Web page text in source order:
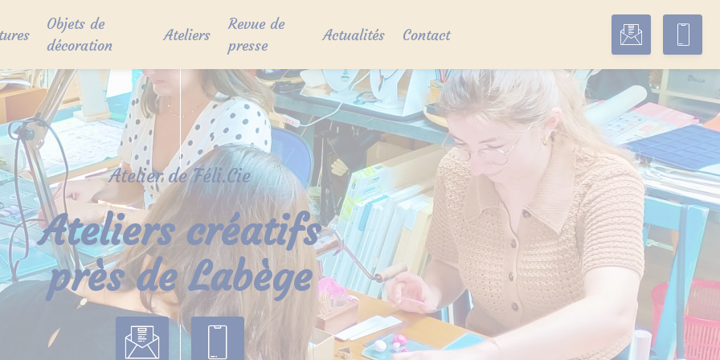
Objets de
décoration
Ateliers
Revue de
presse
Actualités Contact
Atelier de Féli.Cie
Ateliers créatifs
près de Labège